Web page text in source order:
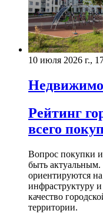
10 июля 2026 г.,
Рейтинг
всего
Вопрос покупки
быть
ориентируются
инфраструктуру
качество
территории.